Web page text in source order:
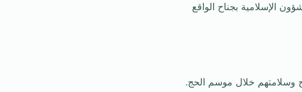
الإسلامية بجناح الواقع
وسلامتهم خلال موسم الحج.